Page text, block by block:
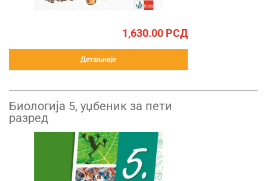
1,630.00 РСД
Детаљније
Биологија 5, уџбеник за пети
разред